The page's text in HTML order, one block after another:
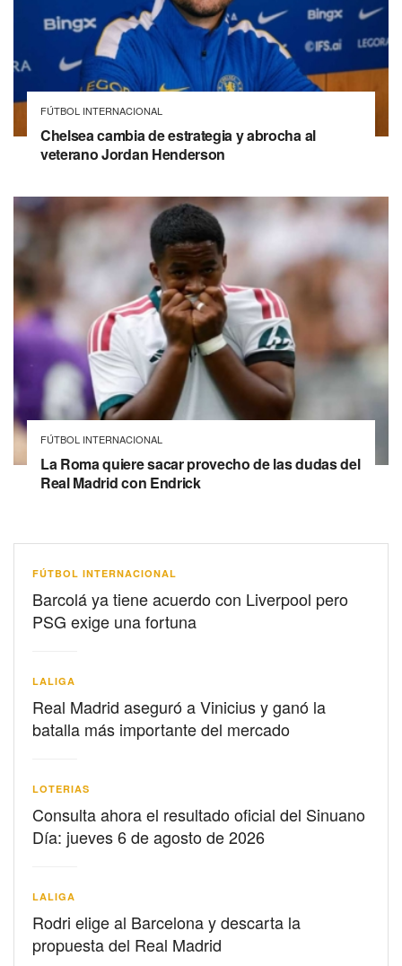
FÚTBOL INTERNACIONAL
Chelsea cambia de estrategia y abrocha al
veterano Jordan Henderson
FÚTBOL INTERNACIONAL
La Roma quiere sacar provecho de las dudas del
Real Madrid con Endrick
FÚTBOL INTERNACIONAL
Barcolá ya tiene acuerdo con Liverpool pero
PSG exige una fortuna
LALIGA
Real Madrid aseguró a Vinicius y ganó la
batalla más importante del mercado
LOTERIAS
Consulta ahora el resultado oficial del Sinuano
Día: jueves 6 de agosto de 2026
LALIGA
Rodri elige al Barcelona y descarta la
propuesta del Real Madrid